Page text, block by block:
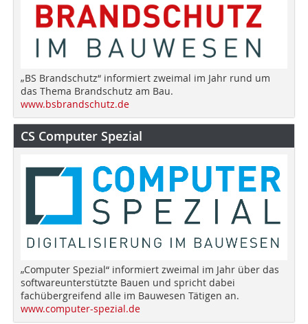
„BS Brandschutz“ informiert zweimal im Jahr rund um
das Thema Brandschutz am Bau.
www.bsbrandschutz.de
CS Computer Spezial
„Computer Spezial“ informiert zweimal im Jahr über das
softwareunterstützte Bauen und spricht dabei
fachübergreifend alle im Bauwesen Tätigen an.
www.computer-spezial.de